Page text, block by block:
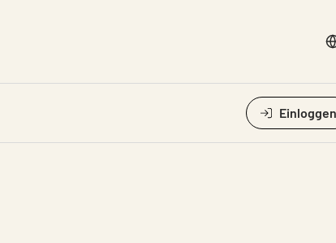
Einloggen